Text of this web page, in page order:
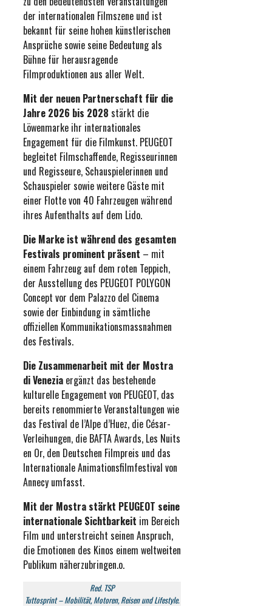
der internationalen Filmszene und ist
bekannt für seine hohen künstlerischen
Ansprüche sowie seine Bedeutung als
Bühne für herausragende
Filmproduktionen aus aller Welt.
Mit der neuen Partnerschaft für die
Jahre 2026 bis 2028 stärkt die
Löwenmarke ihr internationales
Engagement für die Filmkunst. PEUGEOT
begleitet Filmschaffende, Regisseurinnen
und Regisseure, Schauspielerinnen und
Schauspieler sowie weitere Gäste mit
einer Flotte von 40 Fahrzeugen während
ihres Aufenthalts auf dem Lido.
Die Marke ist während des gesamten
Festivals prominent präsent – mit
einem Fahrzeug auf dem roten Teppich,
der Ausstellung des PEUGEOT POLYGON
Concept vor dem Palazzo del Cinema
sowie der Einbindung in sämtliche
offiziellen Kommunikationsmassnahmen
des Festivals.
Die Zusammenarbeit mit der Mostra
di Venezia ergänzt das bestehende
kulturelle Engagement von PEUGEOT, das
bereits renommierte Veranstaltungen wie
das Festival de l’Alpe d’Huez, die César-
Verleihungen, die BAFTA Awards, Les Nuits
en Or, den Deutschen Filmpreis und das
Internationale Animationsfilmfestival von
Annecy umfasst.
Mit der Mostra stärkt PEUGEOT seine
internationale Sichtbarkeit im Bereich
Film und unterstreicht seinen Anspruch,
die Emotionen des Kinos einem weltweiten
Publikum näherzubringen.o.
Red. TSP
Tuttosprint – Mobilität, Motoren, Reisen und Lifestyle.